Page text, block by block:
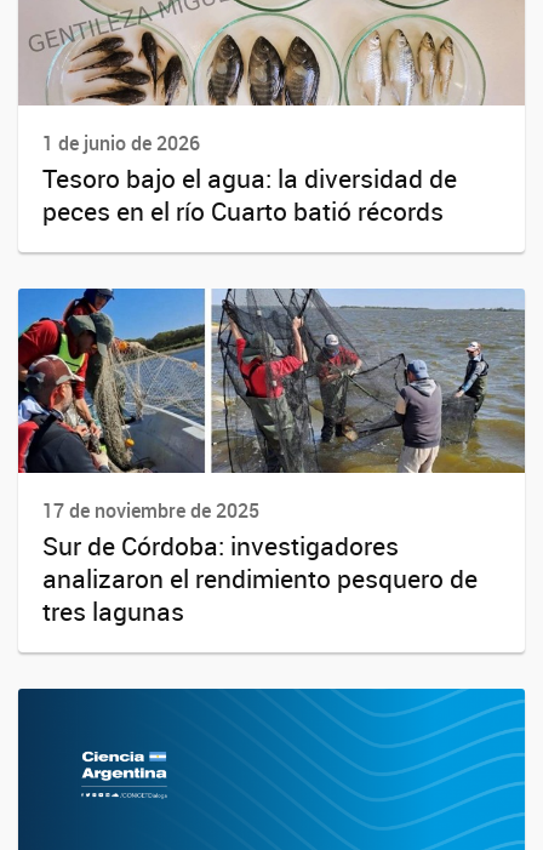
1 de junio de 2026
Tesoro bajo el agua: la diversidad de
peces en el río Cuarto batió récords
17 de noviembre de 2025
Sur de Córdoba: investigadores
analizaron el rendimiento pesquero de
tres lagunas